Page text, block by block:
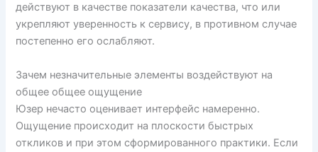
действуют в качестве показатели качества, что или
укрепляют уверенность к сервису, в противном случае
постепенно его ослабляют.
Зачем незначительные элементы воздействуют на
общее общее ощущение
Юзер нечасто оценивает интерфейс намеренно.
Ощущение происходит на плоскости быстрых
откликов и при этом сформированного практики. Если